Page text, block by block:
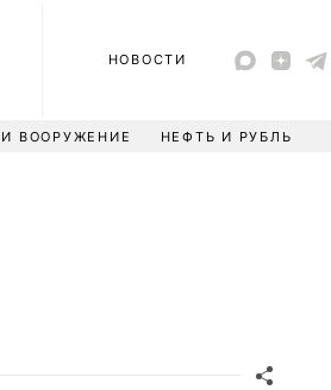
НОВОСТИ
ВООРУЖЕНИЕ НЕФТЬ И РУБЛЬ